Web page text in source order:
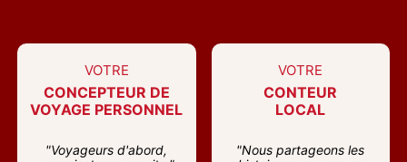
VOTRE
CONCEPTEUR DE
VOYAGE PERSONNEL
"Voyageurs d'abord,
VOTRE
CONTEUR
LOCAL
"Nous partageons les